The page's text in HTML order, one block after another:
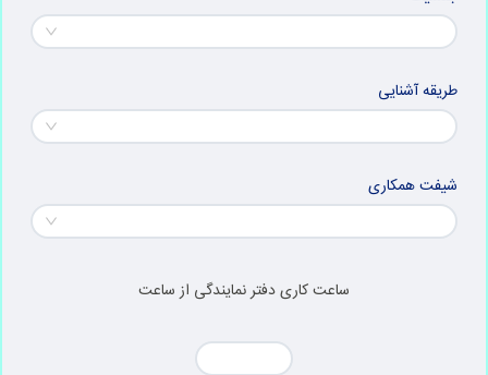
طریقه آشنایی
شیفت همکاری
ساعت کاری دفتر نمایندگی از ساعت